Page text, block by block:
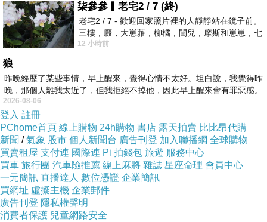
柒參參▎老宅2 / 7 (終)
老宅2 / 7 - 歡迎回家照片裡的人靜靜站在鏡子前。
三樓，廄，大崽蕥，柳橘，閆兒，摩斯和崽崽，七
個人整整齊齊地站在鏡框之外，如同
12 小時前
狼
昨晚經歷了某些事情，早上醒來，覺得心情不太好。坦白說，我覺得昨
晚，那個人離我太近了，但我拒絕不掉他，因此早上醒來會有罪惡感。
2026-08-06
登入 註冊
PChome首頁 線上購物 24h購物 書店 露天拍賣 比比昂代購
新聞 /氣象 股市 個人新聞台 廣告刊登 加入聯播網 全球購物
買賣租屋 支付連 國際連 Pi 拍錢包 旅遊 服務中心
買車 旅行團 汽車險推薦 線上麻將 雜誌 星座命理 會員中心
一元簡訊 直播達人 數位憑證 企業簡訊
買網址 虛擬主機 企業郵件
廣告刊登 隱私權聲明
消費者保護 兒童網路安全